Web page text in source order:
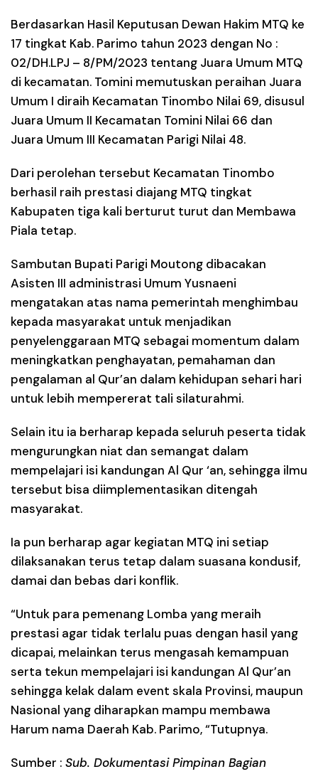
Berdasarkan Hasil Keputusan Dewan Hakim MTQ ke
17 tingkat Kab. Parimo tahun 2023 dengan No :
02/DH.LPJ – 8/PM/2023 tentang Juara Umum MTQ
di kecamatan. Tomini memutuskan peraihan Juara
Umum I diraih Kecamatan Tinombo Nilai 69, disusul
Juara Umum II Kecamatan Tomini Nilai 66 dan
Juara Umum III Kecamatan Parigi Nilai 48.
Dari perolehan tersebut Kecamatan Tinombo
berhasil raih prestasi diajang MTQ tingkat
Kabupaten tiga kali berturut turut dan Membawa
Piala tetap.
Sambutan Bupati Parigi Moutong dibacakan
Asisten III administrasi Umum Yusnaeni
mengatakan atas nama pemerintah menghimbau
kepada masyarakat untuk menjadikan
penyelenggaraan MTQ sebagai momentum dalam
meningkatkan penghayatan, pemahaman dan
pengalaman al Qur’an dalam kehidupan sehari hari
untuk lebih mempererat tali silaturahmi.
Selain itu ia berharap kepada seluruh peserta tidak
mengurungkan niat dan semangat dalam
mempelajari isi kandungan Al Qur ‘an, sehingga ilmu
tersebut bisa diimplementasikan ditengah
masyarakat.
Ia pun berharap agar kegiatan MTQ ini setiap
dilaksanakan terus tetap dalam suasana kondusif,
damai dan bebas dari konflik.
“Untuk para pemenang Lomba yang meraih
prestasi agar tidak terlalu puas dengan hasil yang
dicapai, melainkan terus mengasah kemampuan
serta tekun mempelajari isi kandungan Al Qur’an
sehingga kelak dalam event skala Provinsi, maupun
Nasional yang diharapkan mampu membawa
Harum nama Daerah Kab. Parimo, “Tutupnya.
Sumber : Sub. Dokumentasi Pimpinan Bagian